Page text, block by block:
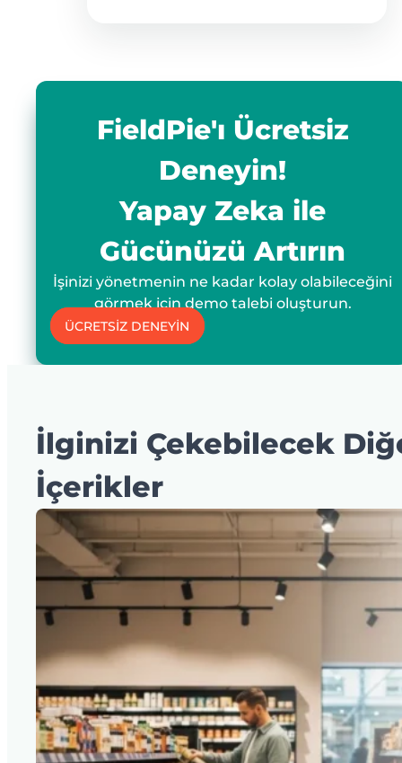
FieldPie'ı Ücretsiz
Deneyin!
Yapay Zeka ile
Gücünüzü Artırın
İşinizi yönetmenin ne kadar kolay olabileceğini
görmek için demo talebi oluşturun.
ÜCRETSİZ DENEYİN
İlginizi Çekebilecek
İçerikler